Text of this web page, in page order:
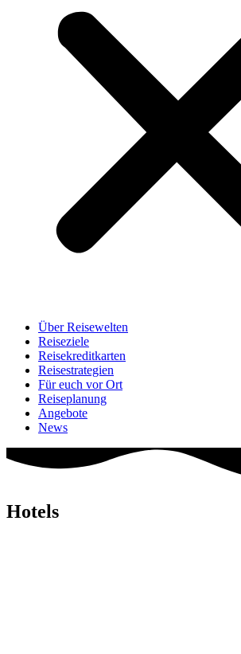
Über Reisewelten
Reiseziele
Reisekreditkarten
Reisestrategien
Für euch vor Ort
Reiseplanung
Angebote
News
Hotels